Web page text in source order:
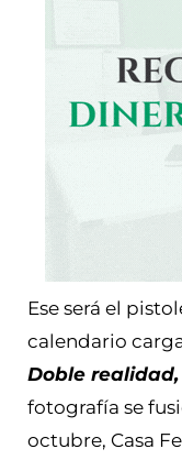
Ese será el
calendario
Doble realidad,
fotografía se
octubre, Casa